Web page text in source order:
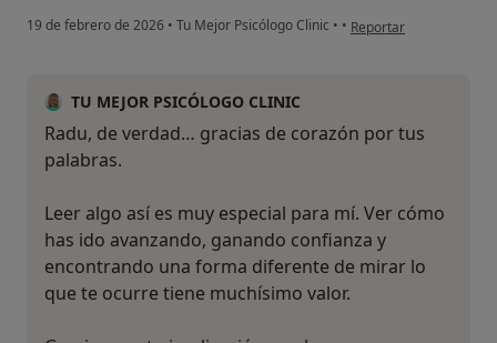
19 de febrero de 2026 • Tu Mejor Psicólogo Clinic • • en opinión del usuario
Reportar
TU MEJOR PSICÓLOGO CLINIC
Radu, de verdad… gracias de corazón por tus
palabras.
Leer algo así es muy especial para mí. Ver cómo
has ido avanzando, ganando confianza y
encontrando una forma diferente de mirar lo
que te ocurre tiene muchísimo valor.